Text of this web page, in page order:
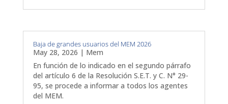
Baja de grandes usuarios del MEM 2026
May 28, 2026 | Mem
En función de lo indicado en el segundo párrafo
del artículo 6 de la Resolución S.E.T. y C. N° 29-
95, se procede a informar a todos los agentes
del MEM.